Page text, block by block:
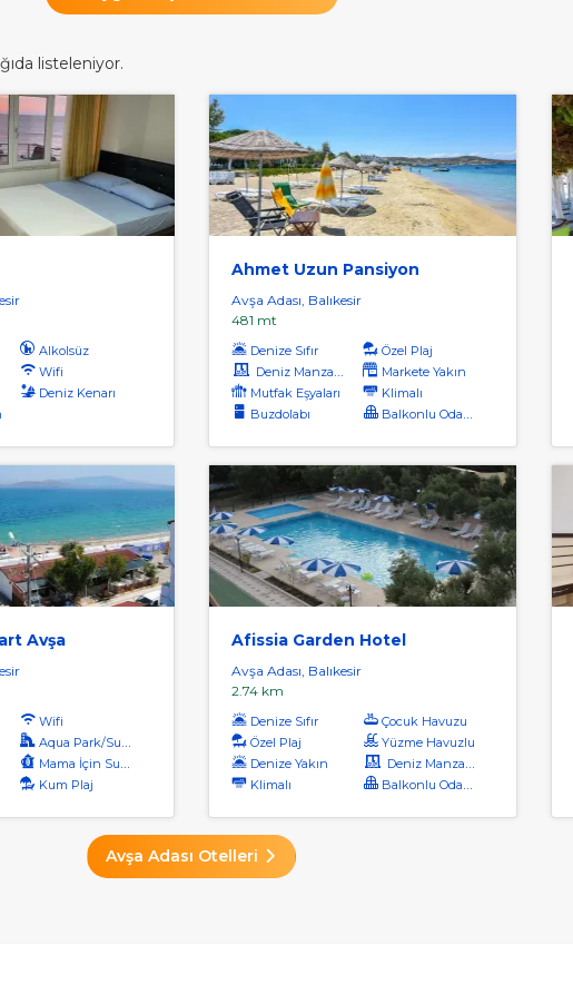
listeleniyor.
Alkolsüz
Wifi
Deniz Kenarı
Ahmet Uzun Pansiyon
Avşa Adası, Balıkesir
481 mt
Denize Sıfır
Özel Plaj
Deniz Manzaralı
Markete Yakın
Mutfak Eşyaları
Klimalı
Buzdolabı
Balkonlu Odalar
Avşa
Wifi
Aqua Park/Su Parkı
Mama İçin Su Isıtıcı
Kum Plaj
Afissia Garden Hotel
Avşa Adası, Balıkesir
2.74 km
Denize Sıfır
Çocuk Havuzu
Özel Plaj
Yüzme Havuzlu
Denize Yakın
Deniz Manzaralı
Klimalı
Balkonlu Odalar
Avşa Adası Otelleri